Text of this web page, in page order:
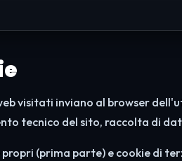
visitati inviano al browser
tecnico del sito, raccolta di
(prima parte) e cookie di